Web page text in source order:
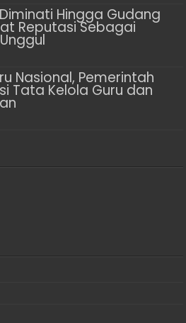
Hingga Gudang
Reputasi Sebagai
Nasional, Pemerintah
Tata Kelola Guru dan